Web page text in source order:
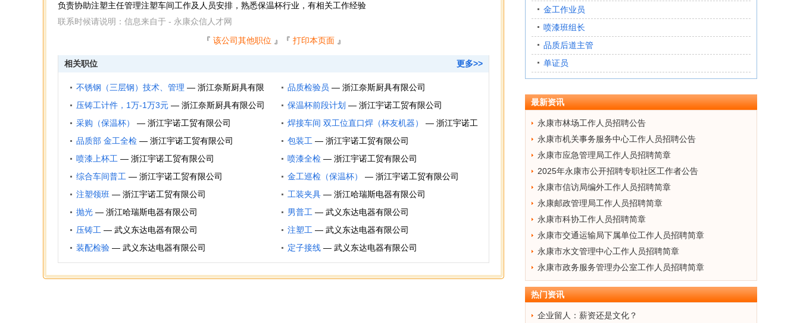
负责协助注塑主任管理注塑车间工作及人员安排，熟悉保温杯行业，有相关工作经验
联系时候请说明：信息来自于 - 永康众信人才网
『 该公司其他职位 』『 打印本页面』
相关职位 更多>>
不锈钢（三层钢）技术、管理 — 浙江奈斯厨具有限
公司
品质检验员 — 浙江奈斯厨具有限公司
压铸工计件，1万-1万3元 — 浙江奈斯厨具有限公司 保温杯前段计划 — 浙江宇诺工贸有限公司
采购（保温杯）
— 浙江宇诺工贸有限公司 焊接车间 双工位直口焊（杯友机器） — 浙江宇诺工
贸有限公司
品质部 金工全检 — 浙江宇诺工贸有限公司 包装工 — 浙江宇诺工贸有限公司
喷漆上杯工 — 浙江宇诺工贸有限公司 喷漆全检 — 浙江宇诺工贸有限公司
综合车间普工 — 浙江宇诺工贸有限公司 金工巡检（保温杯） — 浙江宇诺工贸有限公司
注塑领班 — 浙江宇诺工贸有限公司 工装夹具 — 浙江哈瑞斯电器有限公司
抛光 — 浙江哈瑞斯电器有限公司 男普工 — 武义东达电器有限公司
压铸工 — 武义东达电器有限公司 注塑工 — 武义东达电器有限公司
装配检验 — 武义东达电器有限公司 定子接线 — 武义东达电器有限公司
金工作业员
喷漆班组长
品质后道主管
单证员
最新资讯
永康市林场工作人员招聘公告
永康市机关事务服务中心工作人员招聘公告
永康市应急管理局工作人员招聘简章
2025年永康市公开招聘专职社区工作者公告
永康市信访局编外工作人员招聘简章
永康邮政管理局工作人员招聘简章
永康市科协工作人员招聘简章
永康市交通运输局下属单位工作人员招聘简章
永康市水文管理中心工作人员招聘简章
永康市政务服务管理办公室工作人员招聘简章
热门资讯
企业留人：薪资还是文化？